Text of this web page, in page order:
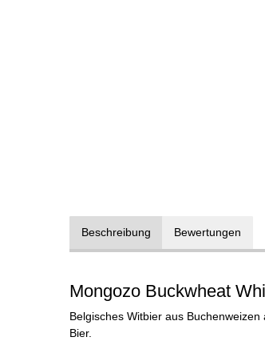
Beschreibung Bewertungen
Mongozo Buckwheat
Belgisches Witbier aus
Bier.